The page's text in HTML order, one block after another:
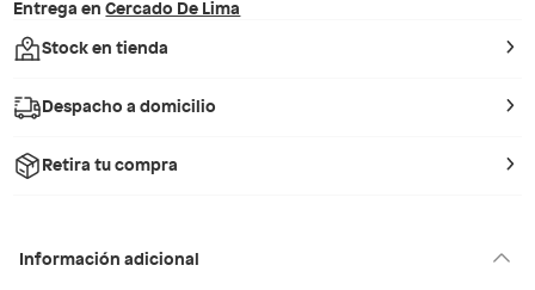
Entrega en Cercado De Lima
Stock en tienda
Despacho a domicilio
Retira tu compra
Información adicional